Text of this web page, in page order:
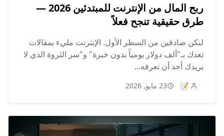
ربح المال من الإنترنت للمبتدئين 2026 —
طرق حقيقية تنجح فعلاً
لنكن صادقين من السطر الأول. الإنترنت مليء بمقالات
تعدك بـ"ألف دولار يومياً بدون خبرة" و"سر الثروة الذي لا
يريدك أحد أن تعرفه...
📝 23 مايو, 2026